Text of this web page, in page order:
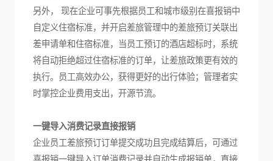
另外， 现在企业可事先根据员工和城市级别在喜报销中
自定义住宿标准，并开启差旅管理中的差旅预订关联出
差申请单和住宿标准，当员工预订的酒店超标时，系统
将自动拒绝超过住宿标准的订单，让差旅政策更有效的
执行。员工高效办公，获得更好的出行体验；管理者实
时掌控企业费用支出，开源节流。
一键导入消费记录直接报销
企业员工差旅预订订单提交成功且完成结算后，可通过
喜报销一键导入订单消费记录并自动生成报销单，直接